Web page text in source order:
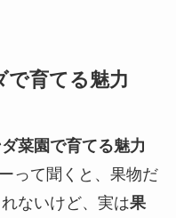
で育てる魅力
菜園で育てる魅力
って聞くと、果物だ
ないけど、実は果